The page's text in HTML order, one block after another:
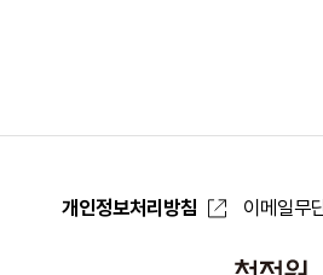
개인정보처리방침 이메일무